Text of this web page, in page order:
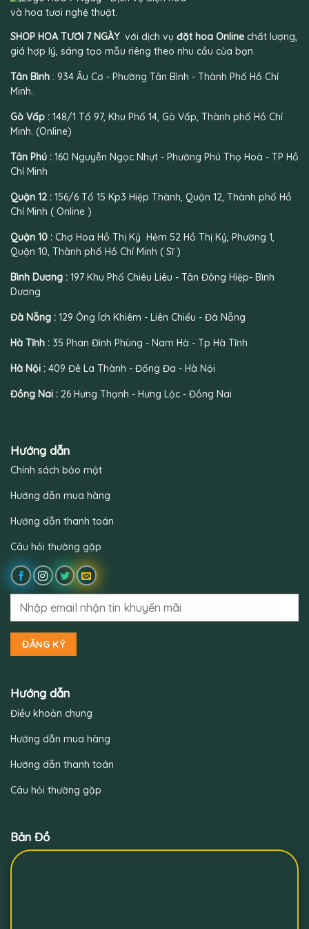
SHOP HOA TƯƠI 7 NGÀY với dịch vụ đặt hoa Online chất lượng,
giá hợp lý, sáng tạo mẫu riêng theo nhu cầu của bạn.
Tân Bình : 934 Âu Cơ - Phường Tân Bình - Thành Phố Hồ Chí
Minh.
Gò Vấp : 148/1 Tổ 97, Khu Phố 14, Gò Vấp, Thành phố Hồ Chí
Minh. (Online)
Tân Phú : 160 Nguyễn Ngọc Nhựt - Phường Phú Thọ Hoà - TP Hồ
Chí Minh
Quận 12 : 156/6 Tổ 15 Kp3 Hiệp Thành, Quận 12, Thành phố Hồ
Chí Minh ( Online )
Quận 10 : Chợ Hoa Hồ Thị Kỷ Hẻm 52 Hồ Thị Kỷ, Phường 1,
Quận 10, Thành phố Hồ Chí Minh ( Sĩ )
Bình Dương : 197 Khu Phố Chiêu Liêu - Tân Đông Hiệp- Bình
Dương
Đà Nẵng : 129 Ông Ích Khiêm - Liên Chiểu - Đà Nẵng
Hà Tĩnh : 35 Phan Đình Phùng - Nam Hà - Tp Hà Tĩnh
Hà Nội : 409 Đê La Thành - Đống Đa - Hà Nội
Đồng Nai : 26 Hưng Thạnh - Hưng Lộc - Đồng Nai
Hướng dẫn
Chính sách bảo mật
Hướng dẫn mua hàng
Hướng dẫn thanh toán
Câu hỏi thường gặp
Hướng dẫn
Điều khoản chung
Hướng dẫn mua hàng
Hướng dẫn thanh toán
Câu hỏi thường gặp
Bản Đồ